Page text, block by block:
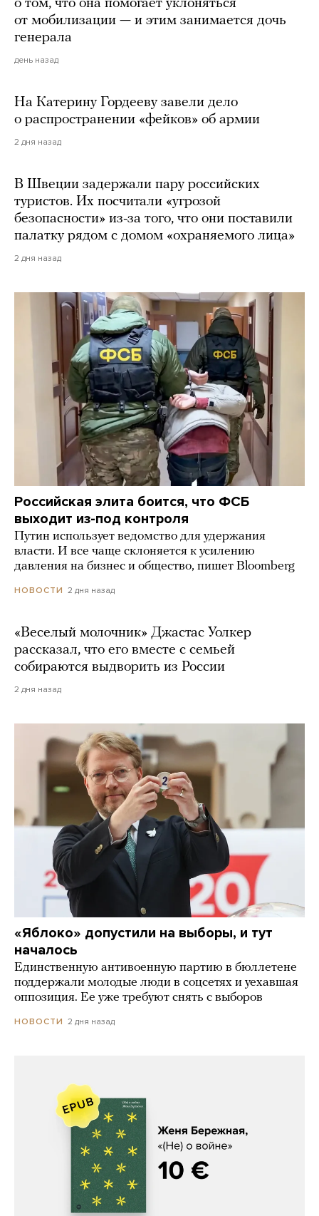
о том, что она помогает уклоняться
от мобилизации — и этим занимается дочь
генерала
день назад
На Катерину Гордееву завели дело
о распространении «фейков» об армии
2 дня назад
В Швеции задержали пару российских
туристов. Их посчитали «угрозой
безопасности» из-за того, что они поставили
палатку рядом с домом «охраняемого лица»
2 дня назад
Российская элита боится, что ФСБ
выходит из-под контроля
Путин использует ведомство для удержания
власти. И все чаще склоняется к усилению
давления на бизнес и общество, пишет Bloomberg
НОВОСТИ 2 дня назад
«Веселый молочник» Джастас Уолкер
рассказал, что его вместе с семьей
собираются выдворить из России
2 дня назад
«Яблоко» допустили на выборы, и тут
началось
Единственную антивоенную партию в бюллетене
поддержали молодые люди в соцсетях и уехавшая
оппозиция. Ее уже требуют снять с выборов
НОВОСТИ 2 дня назад